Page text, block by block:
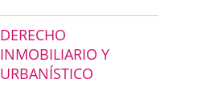
DERECHO
INMOBILIARIO Y
URBANÍSTICO